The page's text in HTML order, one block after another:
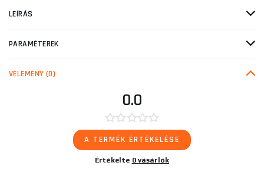
LEÍRÁS
PARAMÉTEREK
VÉLEMÉNY (0)
0.0
A TERMÉK ÉRTÉKELÉSE
Értékelte 0 vásárlók